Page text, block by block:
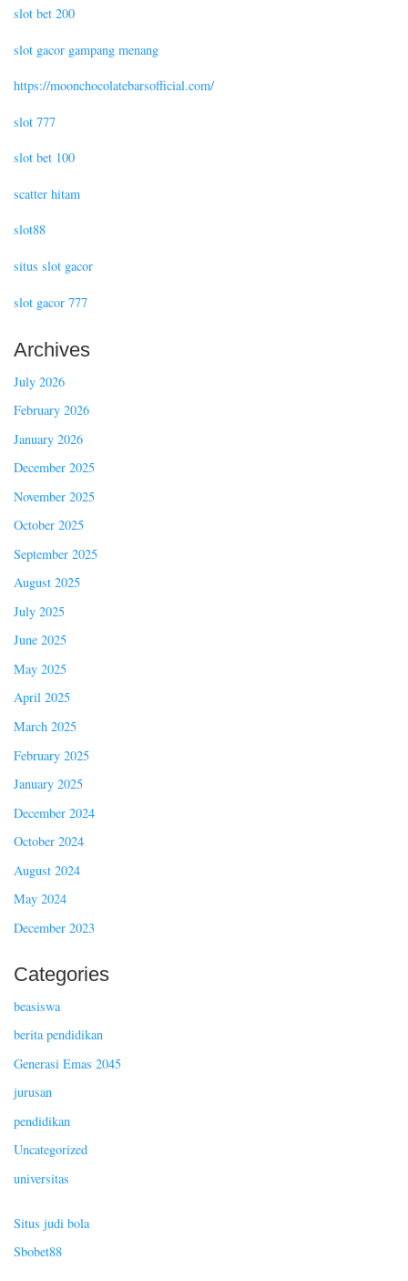
slot bet 200
slot gacor gampang menang
https://moonchocolatebarsofficial.com/
slot 777
slot bet 100
scatter hitam
slot88
situs slot gacor
slot gacor 777
Archives
July 2026
February 2026
January 2026
December 2025
November 2025
October 2025
September 2025
August 2025
July 2025
June 2025
May 2025
April 2025
March 2025
February 2025
January 2025
December 2024
October 2024
August 2024
May 2024
December 2023
Categories
beasiswa
berita pendidikan
Generasi Emas 2045
jurusan
pendidikan
Uncategorized
universitas
Situs judi bola
Sbobet88